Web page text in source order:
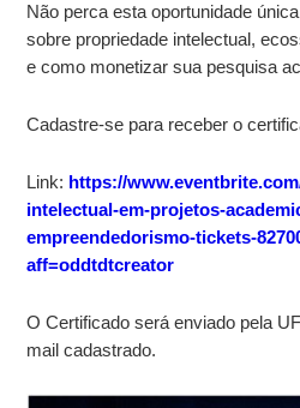
Não perca esta oportunidade
sobre propriedade intelectual,
e como monetizar sua pesquisa
Cadastre-se para receber o
Link: https://
intelectual-em-projetos-
empreendedorismo-tickets-
aff=oddtdtcreator
O Certificado será enviado pela
mail cadastrado.